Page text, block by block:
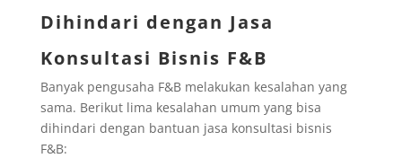
Dihindari dengan Jasa
Konsultasi Bisnis F&B
Banyak pengusaha F&B melakukan kesalahan yang
sama. Berikut lima kesalahan umum yang bisa
dihindari dengan bantuan jasa konsultasi bisnis
F&B: